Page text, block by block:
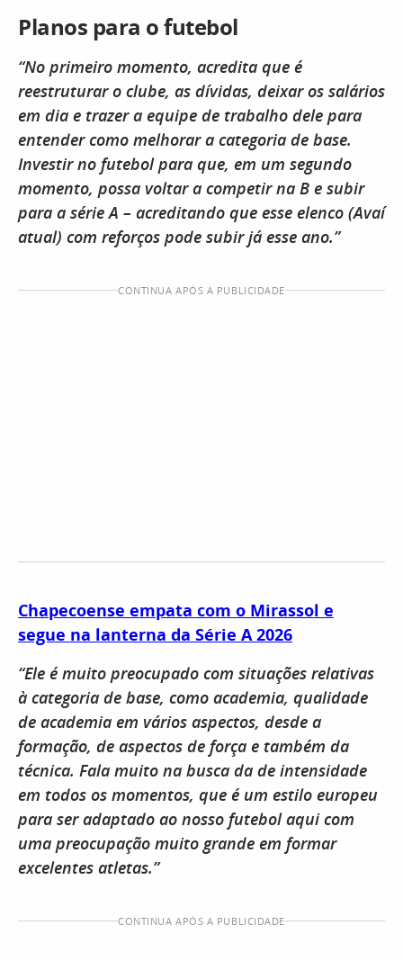
Planos para o futebol
“No primeiro momento, acredita que é
reestruturar o clube, as dívidas, deixar os salários
em dia e trazer a equipe de trabalho dele para
entender como melhorar a categoria de base.
Investir no futebol para que, em um segundo
momento, possa voltar a competir na B e subir
para a série A – acreditando que esse elenco (Avaí
atual) com reforços pode subir já esse ano.”
CONTINUA APÓS A PUBLICIDADE
Chapecoense empata com o Mirassol e
segue na lanterna da Série A 2026
“Ele é muito preocupado com situações relativas
à categoria de base, como academia, qualidade
de academia em vários aspectos, desde a
formação, de aspectos de força e também da
técnica. Fala muito na busca da de intensidade
em todos os momentos, que é um estilo europeu
para ser adaptado ao nosso futebol aqui com
uma preocupação muito grande em formar
excelentes atletas.”
CONTINUA APÓS A PUBLICIDADE